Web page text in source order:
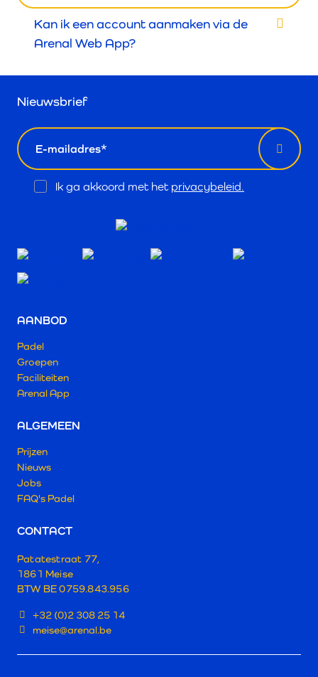
Kan ik een account aanmaken via de
Arenal Web App?
Nieuwsbrief
email
Opt
Ik ga akkoord met het privacybeleid.
AANBOD
Padel
Groepen
Faciliteiten
Arenal App
ALGEMEEN
Prijzen
Nieuws
Jobs
FAQ's Padel
CONTACT
Patatestraat 77,
1861 Meise
BTW BE 0759.843.956
+32 (0)2 308 25 14
meise@arenal.be